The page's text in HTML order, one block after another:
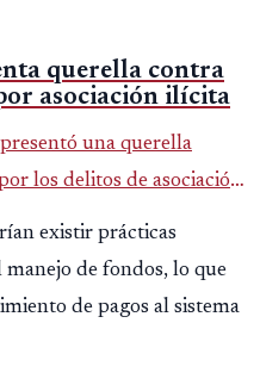
querella contra
asociación ilícita
una querella
los delitos de asociación
existir prácticas
de fondos, lo que
de pagos al sistema